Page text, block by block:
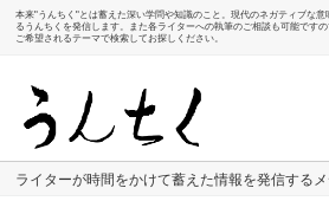
本来"うんちく"とは蓄えた深い学問や知識のこと。現代のネガティブな
るうんちくを発信します。また各ライターへの執筆のご相談も可能です
ご希望されるテーマで検索してお探しください。
ライターが時間をかけて蓄えた情報を発信するメ